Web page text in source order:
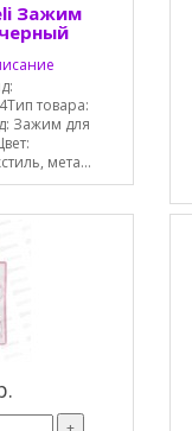
Зажим
товара:
Зажим для
мета...